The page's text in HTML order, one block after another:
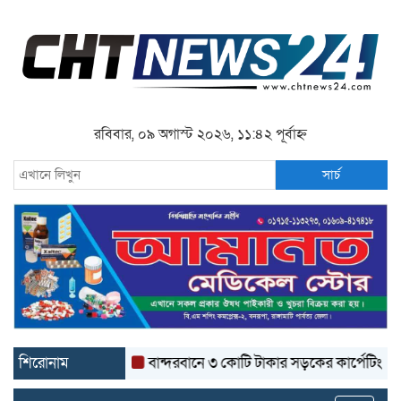
রবিবার, ০৯ অগাস্ট ২০২৬, ১১:৪২ পূর্বাহ্ন
সার্চ
শিরোনাম বান্দরবানে ৩ কোটি টাকার সড়কের কার্পেটিং উঠে